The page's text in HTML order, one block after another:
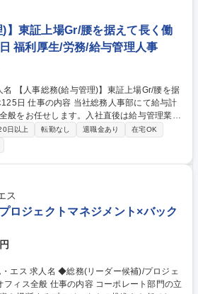
時の対応 など、本人の希望や適性によって
多様なキャリアパスを描くことも可能です。
迎◎/リモート可/世界で唯一の事業/福利厚生◎/
)】東証上場Gr/腰を据えて長く働
福利厚生/労務/給与管理人事
部にて給与計
般をお任せします。入社直後は給与管理業務
、徐々に人事総務業務へと担当領域を広げて
よび確定申告関連業務 【人事総務業務】■社
社員への案内等の各種手続き■人事考課の対
職手続き ■海外技能実習生の入退社対応 ■
や金額確認等) ■衛生管理業務 ※入社1年を
半々程度の割合で担当頂く事を期待していま
日以上 転勤なし 退職金あり
在宅OK
ス
ロジェクトマネジメント×バック
候補)/プロジェ
ーポレート部門の立